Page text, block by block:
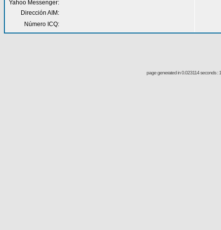
Yahoo Messenger:
Dirección AIM:
Número ICQ:
page generated in 0.023114 seconds :